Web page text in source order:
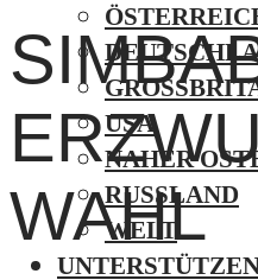
USA
NAHER
RUSSLAND
WELT
WAHL